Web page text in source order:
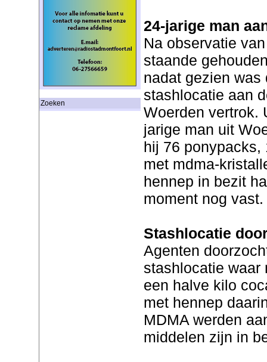
Zoeken
24-jarige man
Na observatie
staande
nadat gezien was
stashlocatie aan
Woerden vertrok.
jarige man uit
hij 76 ponypacks,
met mdma-
hennep in bezit
moment nog
Stashlocatie
Agenten
stashlocatie waar
een halve kilo
met hennep
MDMA werden
middelen zijn in